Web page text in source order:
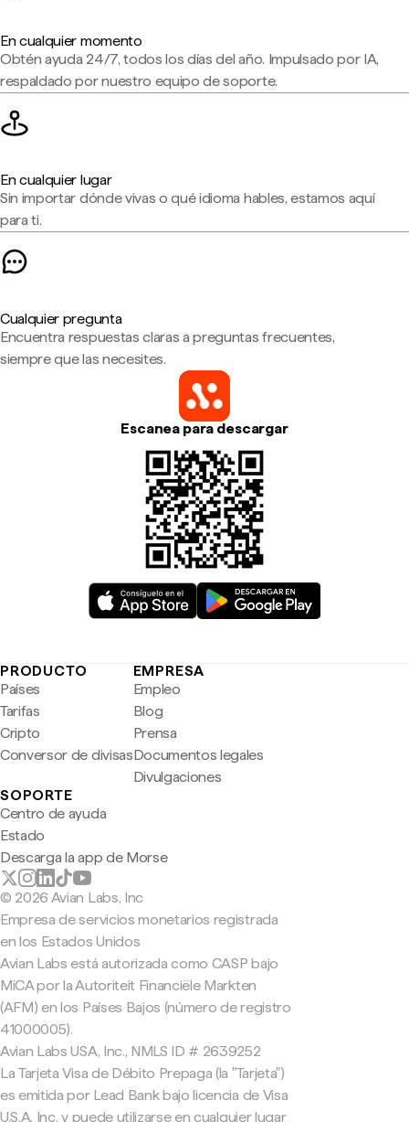
En cualquier momento
Obtén ayuda 24/7, todos los días del año. Impulsado por IA,
respaldado por nuestro equipo de soporte.
En cualquier lugar
Sin importar dónde vivas o qué idioma hables, estamos aquí
para ti.
Cualquier pregunta
Encuentra respuestas claras a preguntas frecuentes,
siempre que las necesites.
Escanea para descargar
PRODUCTO
Países
Tarifas
Cripto
Conversor de divisas
EMPRESA
Empleo
Blog
Prensa
Documentos legales
Divulgaciones
SOPORTE
Centro de ayuda
Estado
Descarga la app de Morse
© 2026 Avian Labs, Inc
Empresa de servicios monetarios registrada
en los Estados Unidos
Avian Labs está autorizada como CASP bajo
MiCA por la Autoriteit Financiële Markten
(AFM) en los Países Bajos (número de registro
41000005).
Avian Labs USA, Inc., NMLS ID # 2639252
La Tarjeta Visa de Débito Prepaga (la "Tarjeta")
es emitida por Lead Bank bajo licencia de Visa
U.S.A. Inc. y puede utilizarse en cualquier lugar